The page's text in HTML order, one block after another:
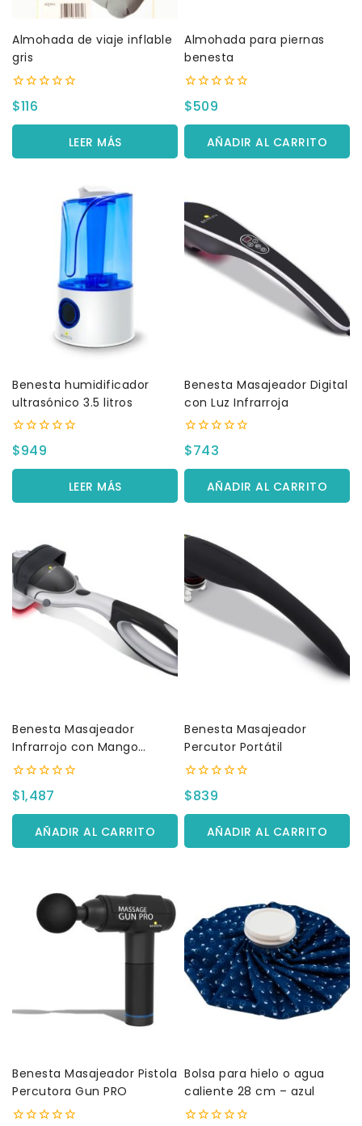
Almohada de viaje inflable
gris
0
fuera
de
$116
LEER MÁS
Almohada para piernas
benesta
0
fuera
de
$509
AÑADIR AL CARRITO
Benesta humidificador
ultrasónico 3.5 litros
0
fuera
de
$949
LEER MÁS
Benesta Masajeador Digital
con Luz Infrarroja
0
fuera
de
$743
AÑADIR AL CARRITO
Benesta Masajeador
Infrarrojo con Mango
Desmontable
0
fuera
de
$1,487
AÑADIR AL CARRITO
Benesta Masajeador
Percutor Portátil
0
fuera
de
$839
AÑADIR AL CARRITO
Benesta Masajeador Pistola
Percutora Gun PRO
Bolsa para hielo o agua
caliente 28 cm – azul